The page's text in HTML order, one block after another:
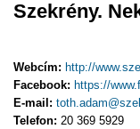
Szekrény.
Webcím: http://
Facebook: https://
E-mail:
Telefon: 20 369 5929